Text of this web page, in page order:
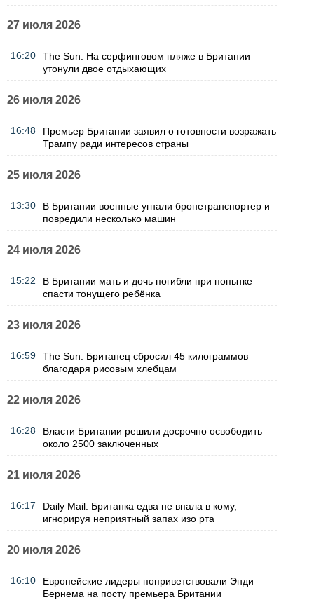
27 июля 2026
16:20
The Sun: На серфинговом пляже в Британии
утонули двое отдыхающих
26 июля 2026
16:48
Премьер Британии заявил о готовности возражать
Трампу ради интересов страны
25 июля 2026
13:30
В Британии военные угнали бронетранспортер и
повредили несколько машин
24 июля 2026
15:22
В Британии мать и дочь погибли при попытке
спасти тонущего ребёнка
23 июля 2026
16:59
The Sun: Британец сбросил 45 килограммов
благодаря рисовым хлебцам
22 июля 2026
16:28
Власти Британии решили досрочно освободить
около 2500 заключенных
21 июля 2026
16:17
Daily Mail: Британка едва не впала в кому,
игнорируя неприятный запах изо рта
20 июля 2026
16:10
Европейские лидеры поприветствовали Энди
Бернема на посту премьера Британии